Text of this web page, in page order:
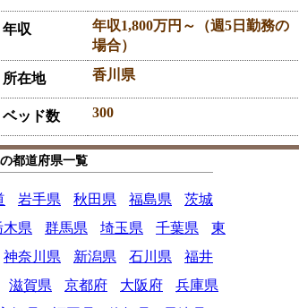
年収
年収1,800万円～（週5日勤務の
場合）
所在地 香川県
ベッド数 300
都道府県一覧
岩手県 秋田県 福島県
茨城
木県 群馬県 埼玉県 千葉県
東
神奈川県 新潟県 石川県
福井
滋賀県 京都府 大阪府
兵庫県